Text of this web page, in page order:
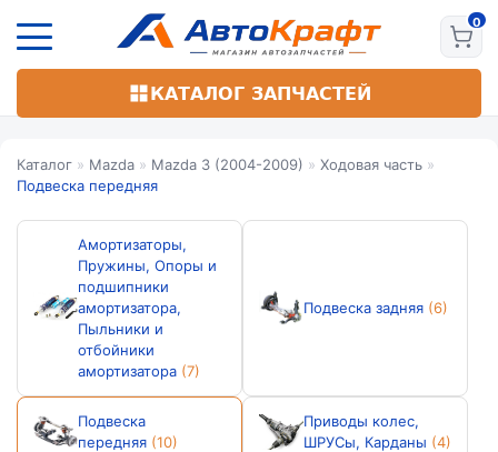
основному
КАТАЛОГ ЗАПЧАСТЕЙ
Каталог » Mazda » Mazda 3 (2004-2009) » Ходовая часть »
Подвеска передняя
Амортизаторы,
Пружины, Опоры и
подшипники
амортизатора,
Пыльники и
отбойники
амортизатора (7)
Подвеска задняя (6)
Подвеска
передняя (10)
Приводы колес,
ШРУСы, Карданы (4)